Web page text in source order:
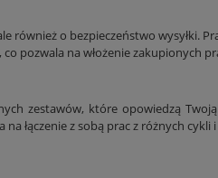
również o bezpieczeństwo wysyłki.
pozwala na włożenie zakupionych
zestawów, które opowiedzą
łączenie z sobą prac z różnych cykli